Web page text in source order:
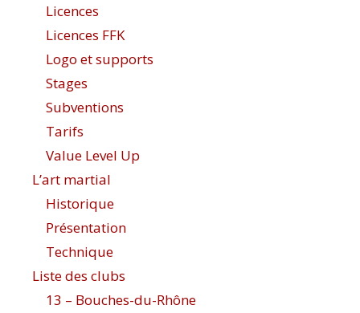
Licences
Licences FFK
Logo et supports
Stages
Subventions
Tarifs
Value Level Up
L’art martial
Historique
Présentation
Technique
Liste des clubs
13 – Bouches-du-Rhône